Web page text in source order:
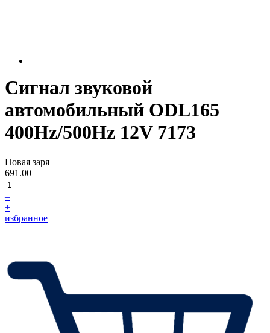
Сигнал звуковой
автомобильный ODL165
400Hz/500Hz 12V 7173
Новая заря
691.00
–
+
избранное